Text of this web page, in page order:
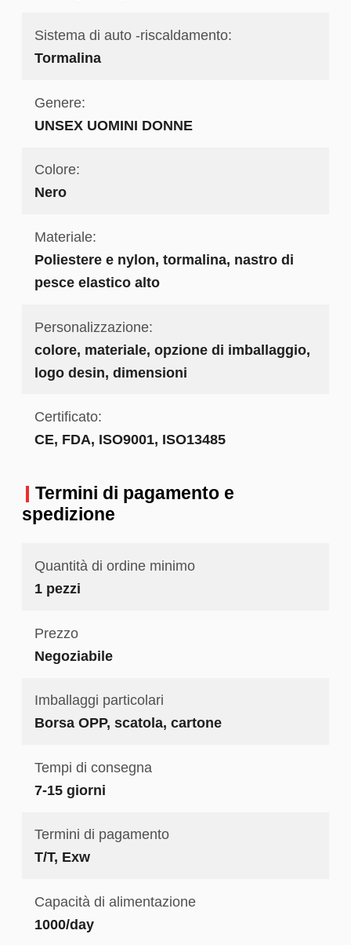
Sistema di auto -riscaldamento:
Tormalina
Genere:
UNSEX UOMINI DONNE
Colore:
Nero
Materiale:
Poliestere e nylon, tormalina, nastro di
pesce elastico alto
Personalizzazione:
colore, materiale, opzione di imballaggio,
logo desin, dimensioni
Certificato:
CE, FDA, ISO9001, ISO13485
Termini di pagamento e
spedizione
Quantità di ordine minimo
1 pezzi
Prezzo
Negoziabile
Imballaggi particolari
Borsa OPP, scatola, cartone
Tempi di consegna
7-15 giorni
Termini di pagamento
T/T, Exw
Capacità di alimentazione
1000/day